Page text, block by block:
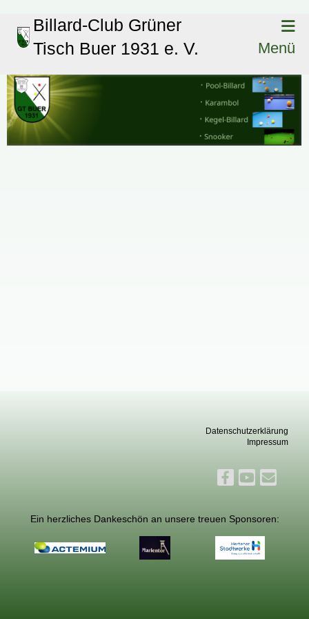
Billard-Club Grüner
Tisch Buer 1931 e. V.
Menü
Datenschutzerklärung
Impressum
Ein herzliches Dankeschön an unsere treuen Sponsoren: